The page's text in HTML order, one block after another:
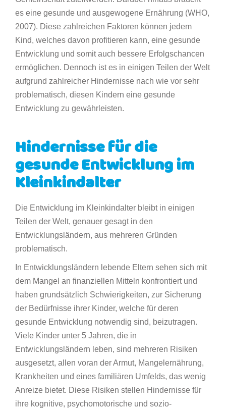
es eine gesunde und ausgewogene Ernährung (WHO,
2007). Diese zahlreichen Faktoren können jedem
Kind, welches davon profitieren kann, eine gesunde
Entwicklung und somit auch bessere Erfolgschancen
ermöglichen. Dennoch ist es in einigen Teilen der Welt
aufgrund zahlreicher Hindernisse nach wie vor sehr
problematisch, diesen Kindern eine gesunde
Entwicklung zu gewährleisten.
Hindernisse für die
gesunde Entwicklung im
Kleinkindalter
Die Entwicklung im Kleinkindalter bleibt in einigen
Teilen der Welt, genauer gesagt in den
Entwicklungsländern, aus mehreren Gründen
problematisch.
In Entwicklungsländern lebende Eltern sehen sich mit
dem Mangel an finanziellen Mitteln konfrontiert und
haben grundsätzlich Schwierigkeiten, zur Sicherung
der Bedürfnisse ihrer Kinder, welche für deren
gesunde Entwicklung notwendig sind, beizutragen.
Viele Kinder unter 5 Jahren, die in
Entwicklungsländern leben, sind mehreren Risiken
ausgesetzt, allen voran der Armut, Mangelernährung,
Krankheiten und eines familiären Umfelds, das wenig
Anreize bietet. Diese Risiken stellen Hindernisse für
ihre kognitive, psychomotorische und sozio-